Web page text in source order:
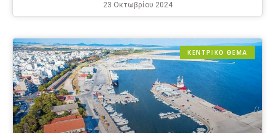
23 Οκτωβρίου 2024
ΚΕΝΤΡΙΚΟ ΘΕΜΑ